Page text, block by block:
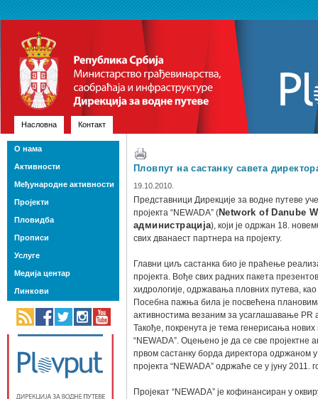
Насловна Контакт
Пловпут на састанку савета
19.10.2010.
Представници Дирекције за водне путеве
пројекта “NEWADA” (Network of Danube
администрација), који је одржан 18.
свих дванаест партнера на пројекту.
Главни циљ састанка био је праћење
пројекта. Вође свих радних пакета
хидрологије, одржавања пловних путева,
Посебна пажња била је посвећена
активностима везаним за усаглашавање PR
Такође, покренута је тема генерисања
“NEWADA”. Оцењено је да се све пројектне
првом састанку борда директора одржаном
пројекта “NEWADA” одржаће се у јуну 2011.
Пројекат “NEWADA” је кофинансиран у
О нама
Активности
Међународне активности
Пројекти
Пловидба
Прописи
Услуге
Медија центар
Линкови